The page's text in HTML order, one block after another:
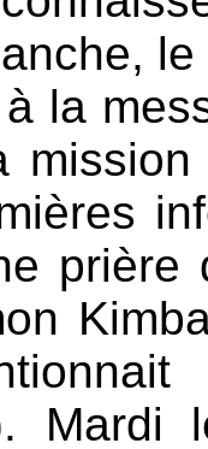
la
prière
Mardi